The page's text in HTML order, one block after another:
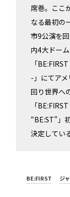
席巻。ここ
なる最初の
市9公演を
内4大ドー
「
-」にてア
回り世界へ
「
“BE:ST”」
決定してい
BE:FIRST ジ